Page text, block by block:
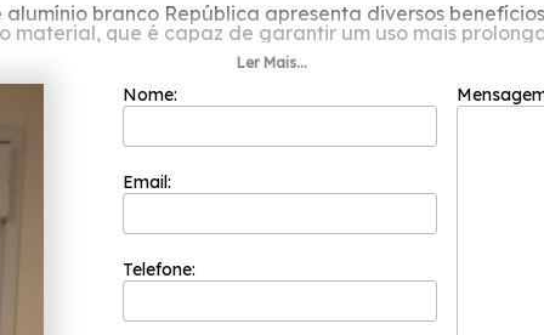
branco República apresenta diversos
material, que é capaz de garantir um uso mais
de porta de sala de alumínio
do segmento de esquadrias, a Esquadriflex é
em 2002 e sua equipe de profissionais é formada
do cliente em cada pedido e a maior inovação e
de porta de sala de alumínio branco República? A
por meio da empresa Esquadriflex, por
e serviços de excelência, como: Fundada em
a Esquadriflex é pioneira no segmento de
informações!
Ler Mais...
Nome:
Email:
Telefone: